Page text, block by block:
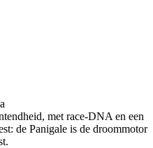
met race-DNA en een
de Panigale is de droommotor